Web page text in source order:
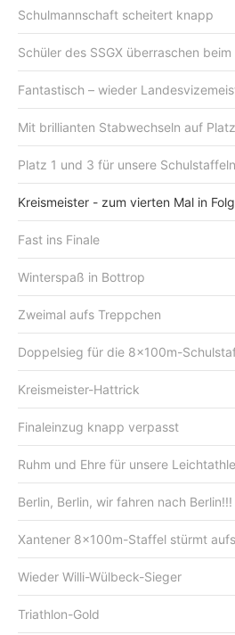
Schulmannschaft scheitert knapp
Schüler des SSGX überraschen
Fantastisch – wieder
Mit brillianten Stabwechseln auf
Platz 1 und 3 für unsere Schulstaffeln
Kreismeister - zum vierten Mal in
Fast ins Finale
Winterspaß in Bottrop
Zweimal aufs Treppchen
Doppelsieg für die 8x100m-
Kreismeister-Hattrick
Finaleinzug knapp verpasst
Ruhm und Ehre für unsere
Berlin, Berlin, wir fahren nach Berlin!!!
Xantener 8x100m-Staffel stürmt
Wieder Willi-Wülbeck-Sieger
Triathlon-Gold